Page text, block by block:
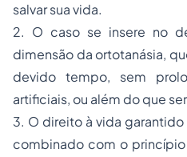
salvar sua vida.
2. O caso se insere no
dimensão da ortotanásia,
devido tempo, sem
artificiais, ou além do que
3. O direito à vida
combinado com o